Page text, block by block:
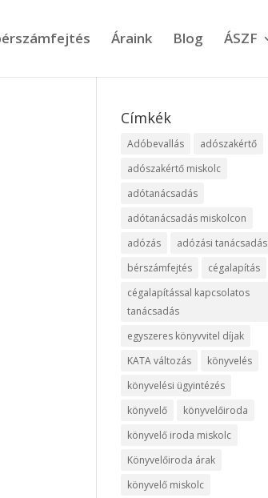
Áraink Blog ÁSZF
Címkék
Adóbevallás
adószakértő
adószakértő miskolc
adótanácsadás
adótanácsadás miskolcon
adózás
adózási tanácsadás
bérszámfejtés
cégalapítás
cégalapítással kapcsolatos
tanácsadás
egyszeres könyvvitel díjak
KATA változás
könyvelés
könyvelési ügyintézés
könyvelő
könyvelőiroda
könyvelő iroda miskolc
Könyvelőiroda árak
könyvelő miskolc